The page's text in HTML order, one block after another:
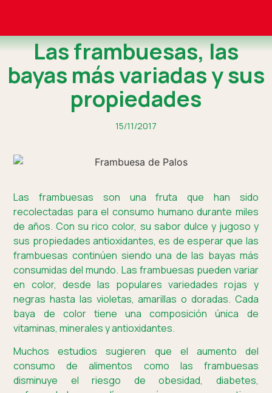
Las frambuesas, las
bayas más variadas y sus
propiedades
15/11/2017
Las frambuesas son una fruta que han sido
recolectadas para el consumo humano durante miles
de años. Con su rico color, su sabor dulce y jugoso y
sus propiedades antioxidantes, es de esperar que las
frambuesas continúen siendo una de las bayas más
consumidas del mundo. Las frambuesas pueden variar
en color, desde las populares variedades rojas y
negras hasta las violetas, amarillas o doradas. Cada
baya de color tiene una composición única de
vitaminas, minerales y antioxidantes.
Muchos estudios sugieren que el aumento del
consumo de alimentos como las frambuesas
disminuye el riesgo de obesidad, diabetes,